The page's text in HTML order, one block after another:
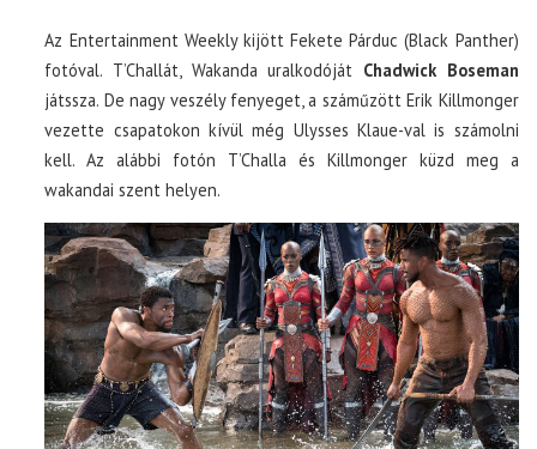
Az Entertainment Weekly kijött Fekete Párduc (Black Panther)
fotóval. T’Challát, Wakanda uralkodóját Chadwick Boseman
játssza. De nagy veszély fenyeget, a száműzött Erik Killmonger
vezette csapatokon kívül még Ulysses Klaue-val is számolni
kell. Az alábbi fotón T’Challa és Killmonger küzd meg a
wakandai szent helyen.